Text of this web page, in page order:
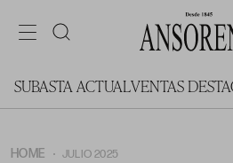
SUBASTA ACTUALVENTAS
HOME
JULIO 2025